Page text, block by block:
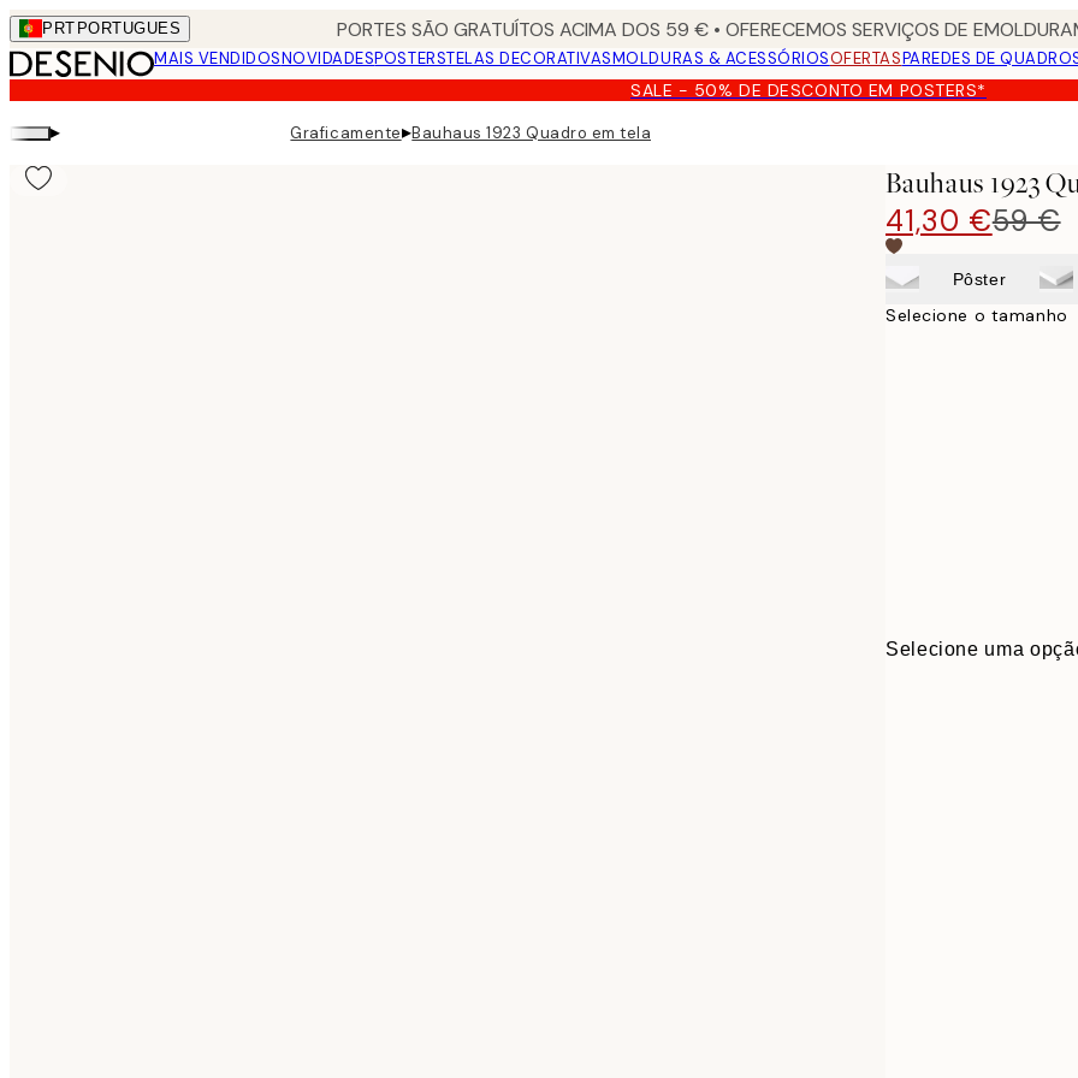
Skip
to
main
content.
PRT PORTUGUES PORTES SÃO GRATUÍTOS ACIMA DOS 59 € • OFERECEMOS SERVIÇOS DE
MAIS VENDIDOSNOVIDADESPOSTERSTELAS DECORATIVASMOLDURAS & ACESSÓRIOSOFERTASPAREDES DE
SALE - 50% DE DESCONTO EM POSTERS*
▸ Graficamente▸Bauhaus 1923 Quadro em tela
Bauhaus 1923
41,30 €59 €
Pôster
Selecione o tamanho
Selecione uma